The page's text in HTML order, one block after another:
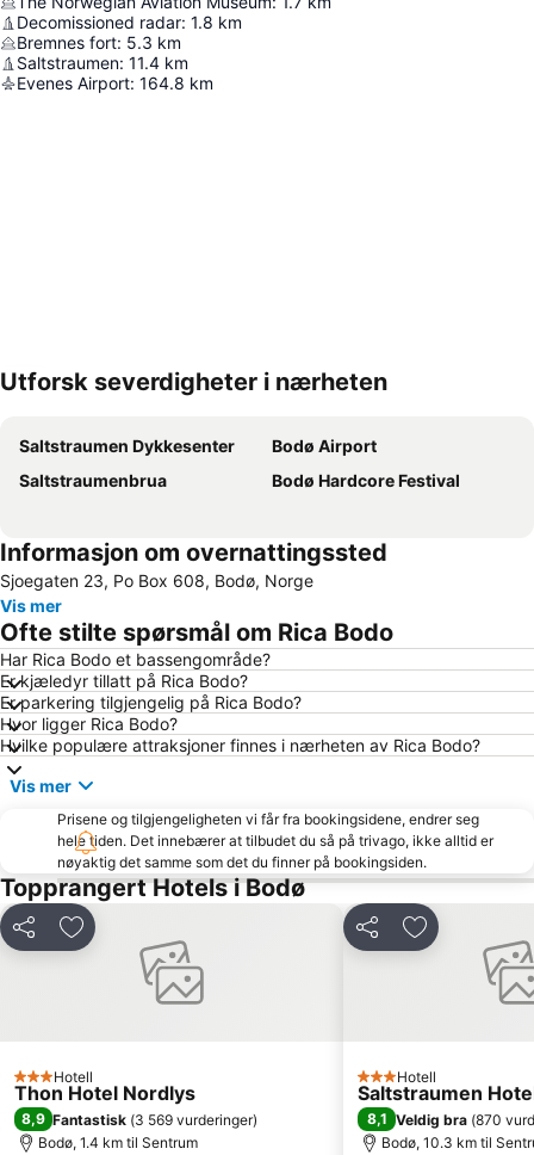
Decomissioned radar: 1.8 km
Bremnes fort: 5.3 km
Saltstraumen: 11.4 km
Evenes Airport: 164.8 km
Utforsk severdigheter i nærheten
Saltstraumen Dykkesenter
Bodø Airport
Saltstraumenbrua
Bodø Hardcore Festival
Informasjon om overnattingssted
Sjoegaten 23, Po Box 608, Bodø, Norge
Vis mer
Ofte stilte spørsmål om Rica Bodo
Har Rica Bodo et bassengområde?
Er kjæledyr tillatt på Rica Bodo?
Er parkering tilgjengelig på Rica Bodo?
Hvor ligger Rica Bodo?
Hvilke populære attraksjoner finnes i nærheten av Rica Bodo?
Vis mer
Prisene og tilgjengeligheten vi får fra bookingsidene, endrer seg
hele tiden. Det innebærer at tilbudet du så på trivago, ikke alltid er
nøyaktig det samme som det du finner på bookingsiden.
Topprangert Hotels i Bodø
Del Legg til i favoritter
3 Stjerner
Hotell
Thon Hotel Nordlys
8,9 Fantastisk (3 569 vurderinger)
Bodø, 1.4 km til Sentrum
Del Legg til i
3 Stjerner
Hotell
Saltstraumen
8,1 Veldig bra (870
Bodø, 10.3 km til